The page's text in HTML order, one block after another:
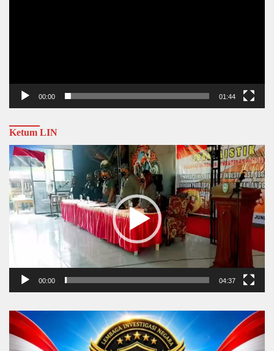
00:00 01:44
Ketum LIN
Video
Player
00:00 04:37